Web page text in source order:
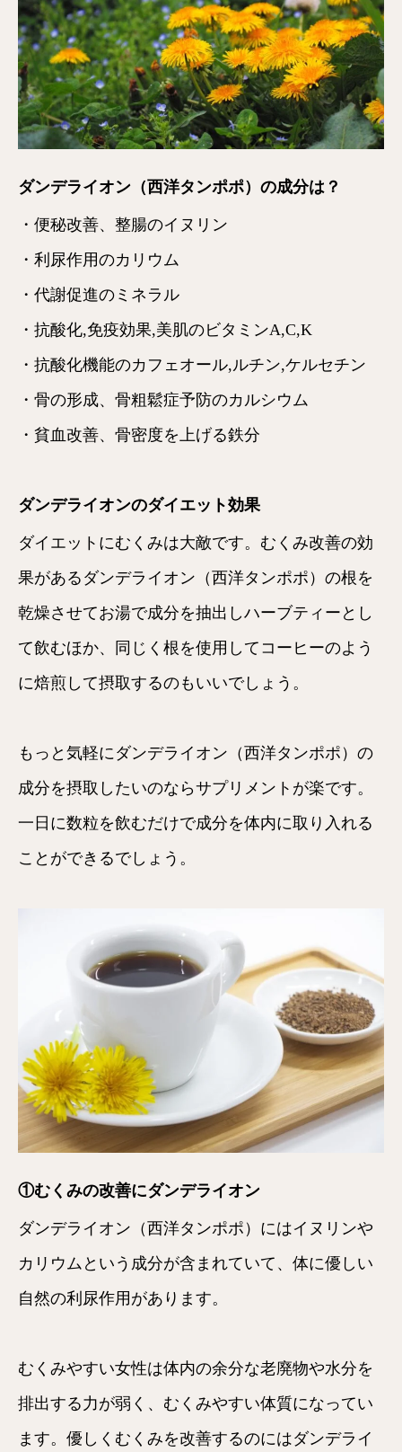
ダンデライオン（西洋タンポポ）の成分は？
・便秘改善、整腸のイヌリン
・利尿作用のカリウム
・代謝促進のミネラル
・抗酸化,免疫効果,美肌のビタミンA,C,K
・抗酸化機能のカフェオール,ルチン,ケルセチン
・骨の形成、骨粗鬆症予防のカルシウム
・貧血改善、骨密度を上げる鉄分
ダンデライオンのダイエット効果
ダイエットにむくみは大敵です。むくみ改善の効
果があるダンデライオン（西洋タンポポ）の根を
乾燥させてお湯で成分を抽出しハーブティーとし
て飲むほか、同じく根を使用してコーヒーのよう
に焙煎して摂取するのもいいでしょう。
もっと気軽にダンデライオン（西洋タンポポ）の
成分を摂取したいのならサプリメントが楽です。
一日に数粒を飲むだけで成分を体内に取り入れる
ことができるでしょう。
①むくみの改善にダンデライオン
ダンデライオン（西洋タンポポ）にはイヌリンや
カリウムという成分が含まれていて、体に優しい
自然の利尿作用があります。
むくみやすい女性は体内の余分な老廃物や水分を
排出する力が弱く、むくみやすい体質になってい
ます。優しくむくみを改善するのにはダンデライ